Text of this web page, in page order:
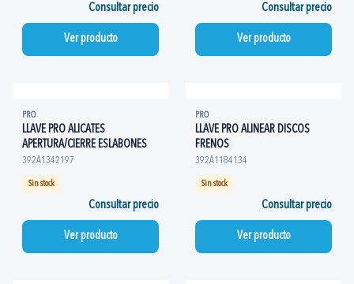
Consultar precio
Ver producto
Consultar precio
Ver producto
PRO
LLAVE PRO ALICATES
APERTURA/CIERRE ESLABONES
392A1342197
Sin stock
Consultar precio
Ver producto
PRO
LLAVE PRO ALINEAR DISCOS
FRENOS
392A1184134
Sin stock
Consultar precio
Ver producto